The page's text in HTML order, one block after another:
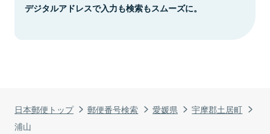
日本郵便トップ 郵便番号検索 愛媛県
宇摩郡土居町
浦山
デジタルアドレスで入力も検索もスムーズに。